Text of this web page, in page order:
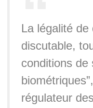
La légalité
discutable,
conditions de
régulateur